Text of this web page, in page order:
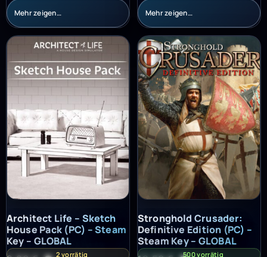
Mehr zeigen… Mehr zeigen…
Architect Life – Sketch House Pack (PC) – Steam Key – GLOBAL
Architect Life – Sketch
House Pack (PC) – Steam
Key – GLOBAL
2 vorrätig
Stronghold Crusader: Definitive
Stronghold Crusader:
Definitive Edition (PC) –
Steam Key – GLOBAL
500 vorrätig